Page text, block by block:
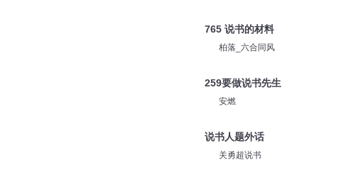
765 说书的材料
柏落_六合同风
259要做说书先生
安燃
说书人题外话
关勇超说书